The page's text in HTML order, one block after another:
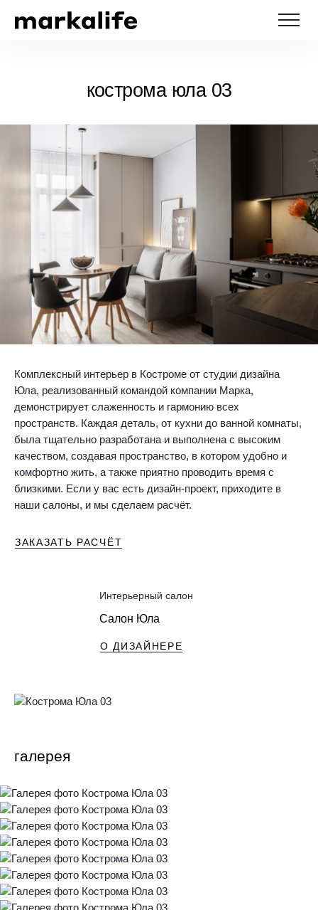
кострома юла 03
Комплексный интерьер в Костроме от студии дизайна
Юла, реализованный командой компании Марка,
демонстрирует слаженность и гармонию всех
пространств. Каждая деталь, от кухни до ванной комнаты,
была тщательно разработана и выполнена с высоким
качеством, создавая пространство, в котором удобно и
комфортно жить, а также приятно проводить время с
близкими. Если у вас есть дизайн-проект, приходите в
наши салоны, и мы сделаем расчёт.
ЗАКАЗАТЬ РАСЧЁТ
Интерьерный салон
Салон Юла
О ДИЗАЙНЕРЕ
галерея